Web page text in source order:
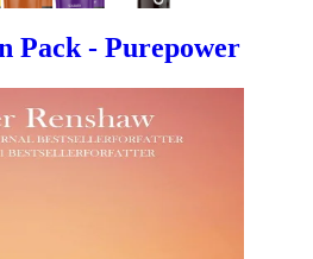
Pack - Purepower